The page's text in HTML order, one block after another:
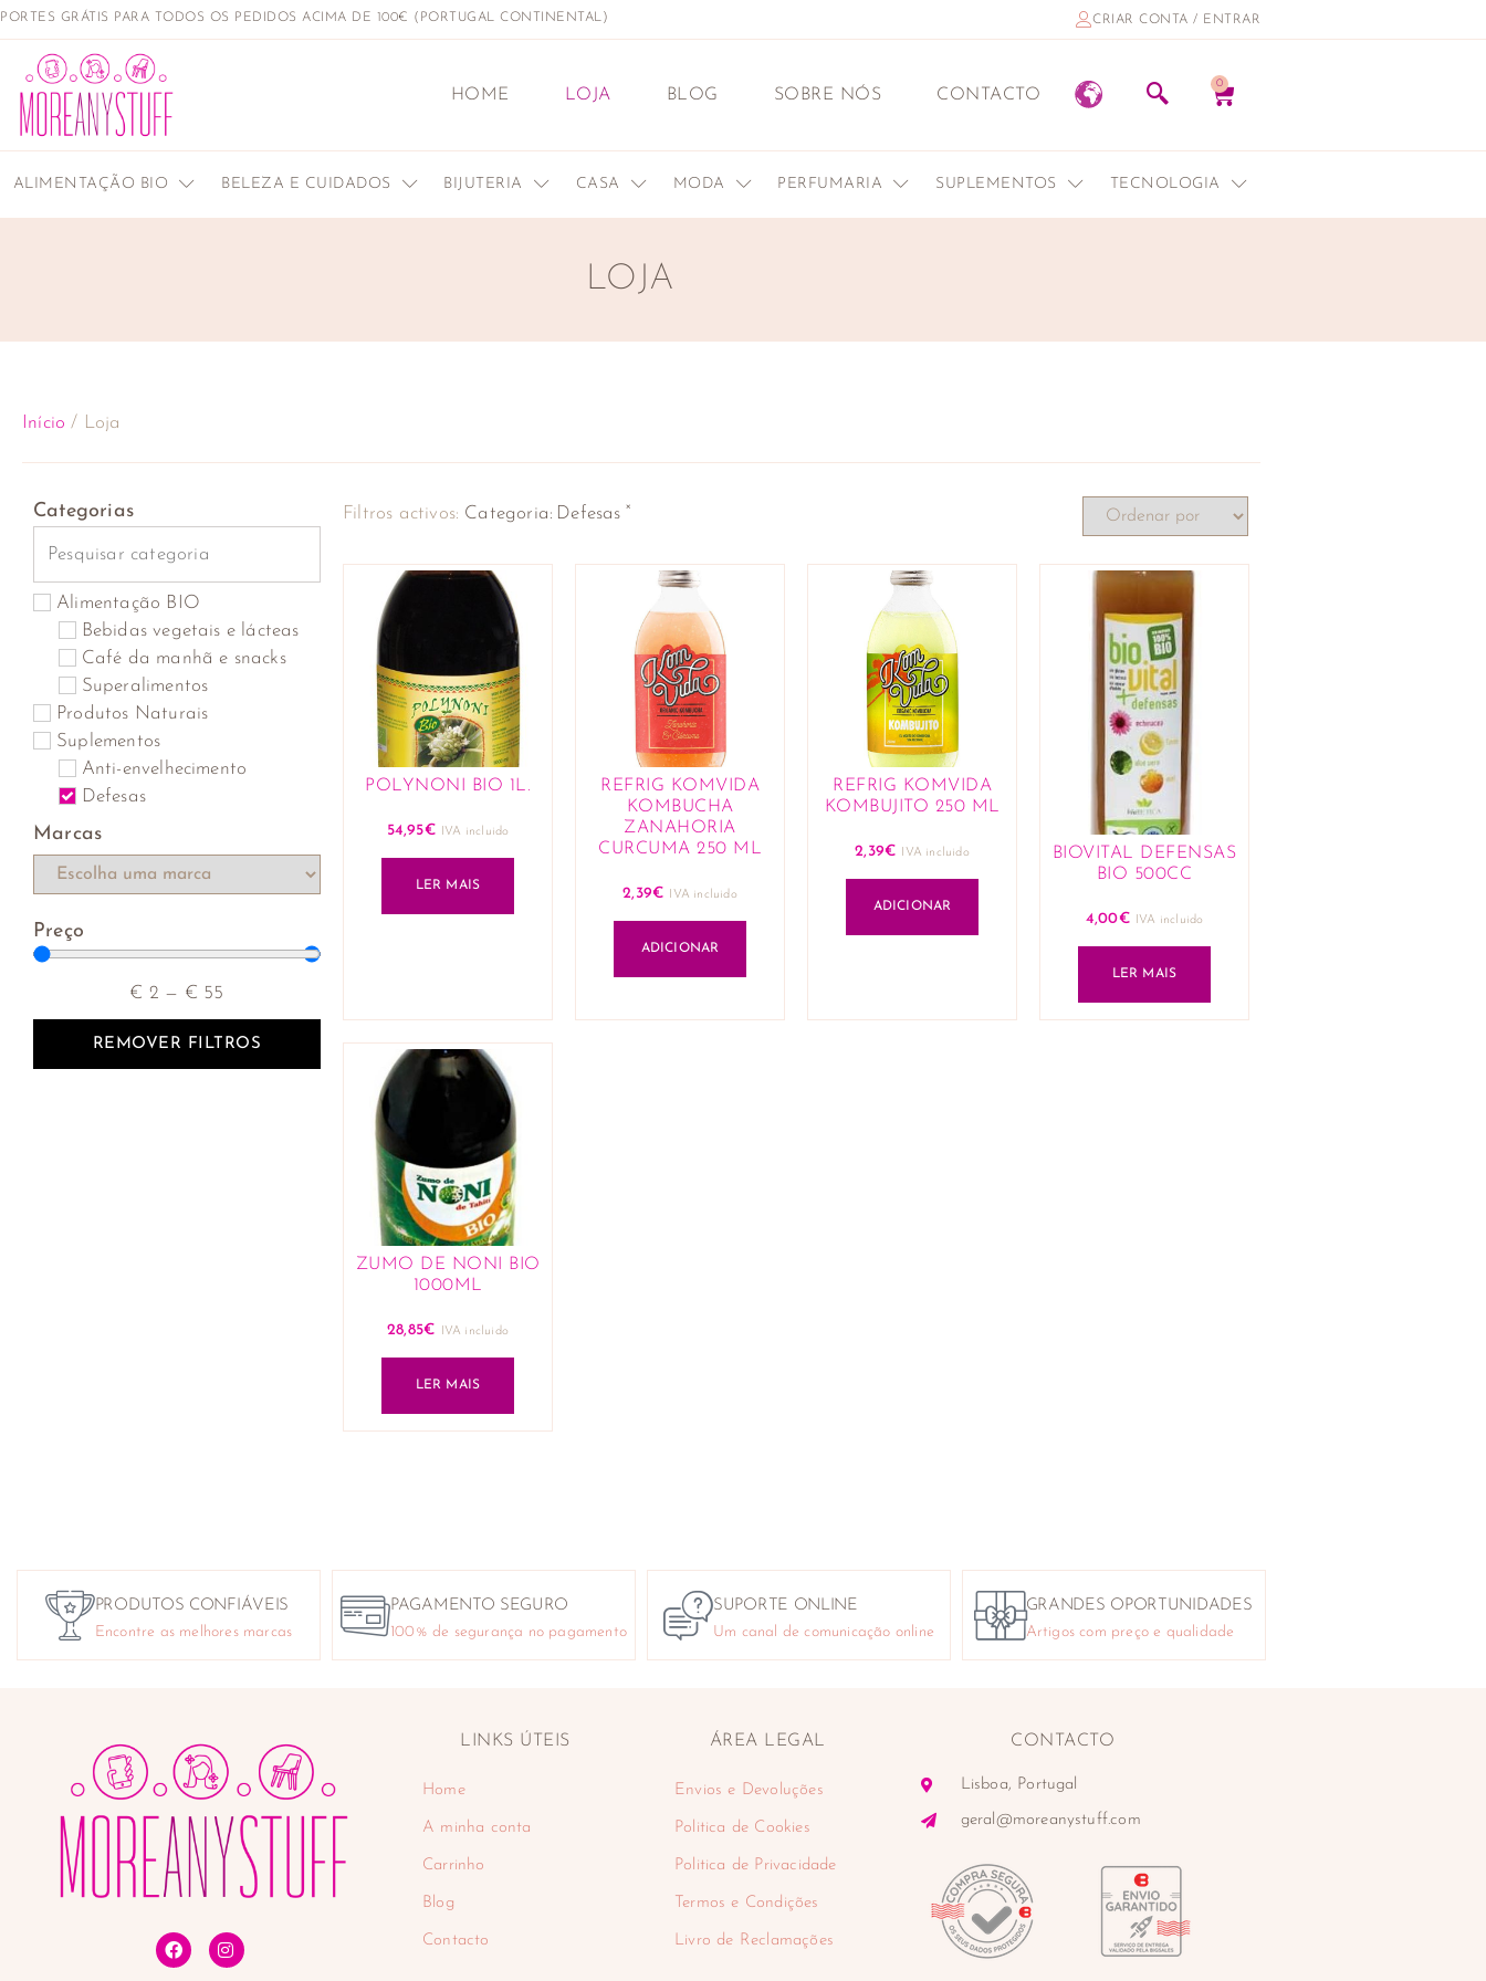
PORTES GRÁTIS PARA TODOS OS PEDIDOS ACIMA DE 100€ (PORTUGAL CONTINENTAL) CRIAR CONTA / ENTRAR
HOME LOJA BLOG SOBRE NÓS CONTACTO
0
ALIMENTAÇÃO BIO BELEZA E CUIDADOS BIJUTERIA CASA MODA PERFUMARIA SUPLEMENTOS TECNOLOGIA
LOJA
Início / Loja
Categorias
Alimentação BIO
Bebidas vegetais e lácteas
Café da manhã e snacks
Superalimentos
Produtos Naturais
Suplementos
Anti-envelhecimento
Defesas
Marcas
Preço
€ 2 — € 55
REMOVER FILTROS
Filtros activos: Categoria: Defesas ×
POLYNONI BIO 1L.
54,95€ IVA incluido
LER MAIS
REFRIG KOMVIDA
KOMBUCHA
ZANAHORIA
CURCUMA 250 ML
2,39€ IVA incluido
ADICIONAR
REFRIG KOMVIDA
KOMBUJITO 250 ML
2,39€ IVA incluido
ADICIONAR
BIOVITAL DEFENSAS
BIO 500CC
4,00€ IVA incluido
LER MAIS
ZUMO DE NONI BIO
1000ML
28,85€ IVA incluido
LER MAIS
PRODUTOS CONFIÁVEIS
Encontre as melhores marcas
PAGAMENTO SEGURO
100% de segurança no pagamento
SUPORTE ONLINE
Um canal de comunicação online
GRANDES OPORTUNIDADES
Artigos com preço e qualidade
LINKS ÚTEIS
Home
A minha conta
Carrinho
Blog
Contacto
ÁREA LEGAL
Envios e Devoluções
Politica de Cookies
Politica de Privacidade
Termos e Condições
Livro de Reclamações
CONTACTO
Lisboa, Portugal
geral@moreanystuff.com